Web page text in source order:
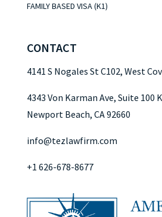
FAMILY BASED VISA (K1)
CONTACT
4141 S Nogales St C102, West
4343 Von Karman Ave, Suite 100 K
Newport Beach, CA 92660
info@tezlawfirm.com
+1 626-678-8677